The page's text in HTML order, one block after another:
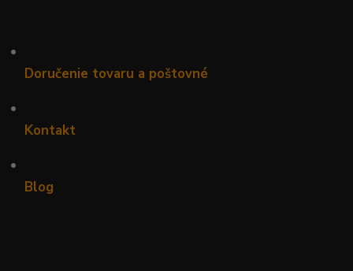
•
Doručenie tovaru a poštovné
•
Kontakt
•
Blog